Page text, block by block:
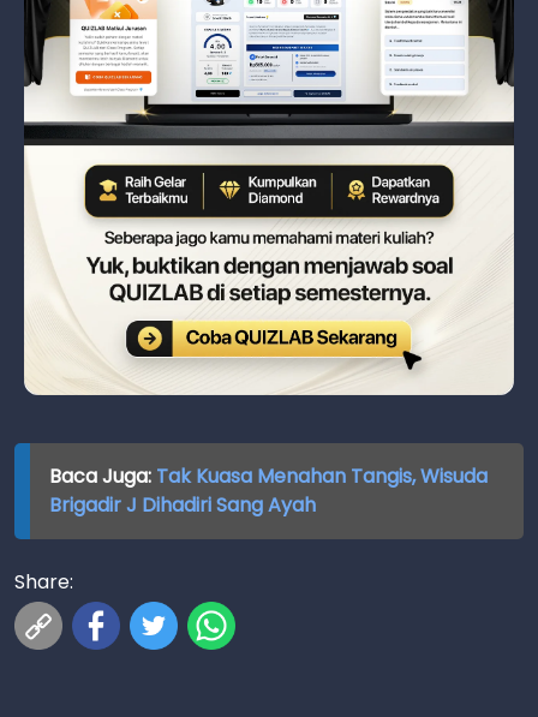
Baca Juga: Tak Kuasa Menahan Tangis, Wisuda
Brigadir J Dihadiri Sang Ayah
Share: